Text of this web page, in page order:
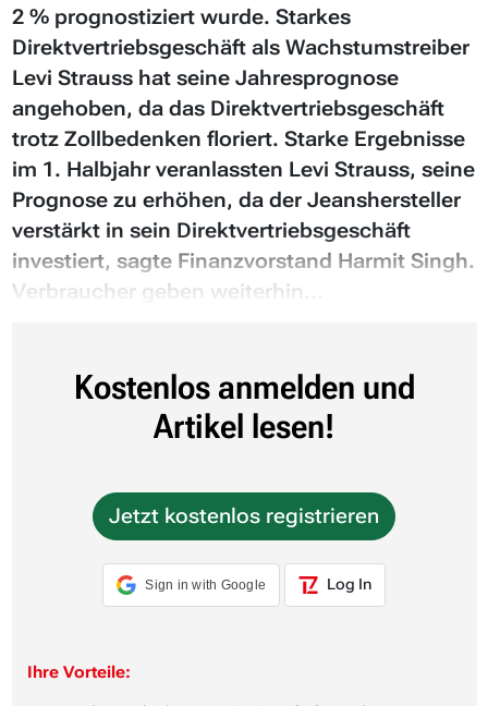
2 % prognostiziert wurde. Starkes
Direktvertriebsgeschäft als Wachstumstreiber
Levi Strauss hat seine Jahresprognose
angehoben, da das Direktvertriebsgeschäft
trotz Zollbedenken floriert. Starke Ergebnisse
im 1. Halbjahr veranlassten Levi Strauss, seine
Prognose zu erhöhen, da der Jeanshersteller
verstärkt in sein Direktvertriebsgeschäft
investiert, sagte Finanzvorstand Harmit Singh.
Verbraucher geben weiterhin...
Kostenlos anmelden und
Artikel lesen!
Jetzt kostenlos registrieren
Sign in with Google Log In
Ihre Vorteile: